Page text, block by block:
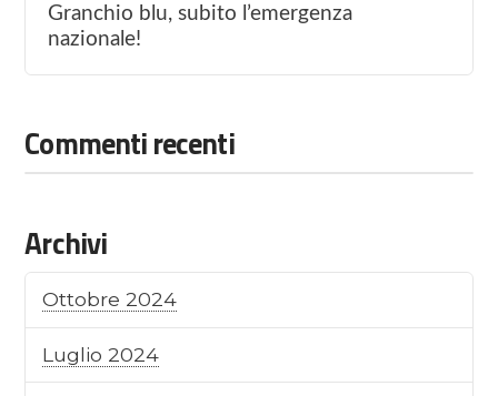
Granchio blu, subito l’emergenza
nazionale!
Commenti recenti
Archivi
Ottobre 2024
Luglio 2024